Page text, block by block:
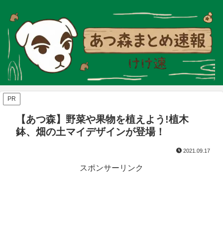
PR
【あつ森】野菜や果物を植えよう!植木
鉢、畑の土マイデザインが登場！
2021.09.17
スポンサーリンク